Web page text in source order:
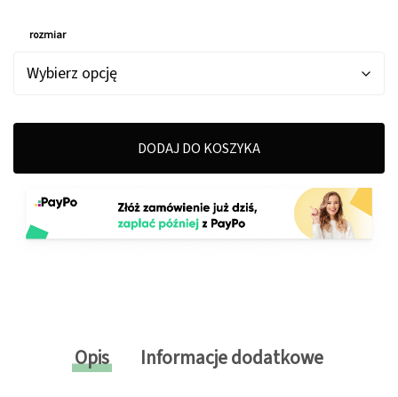
rozmiar
DODAJ DO KOSZYKA
Opis Informacje dodatkowe